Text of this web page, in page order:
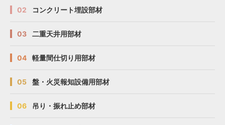
02 コンクリート埋設部材
03 二重天井用部材
04 軽量間仕切り用部材
05 盤・火災報知設備用部材
06 吊り・振れ止め部材